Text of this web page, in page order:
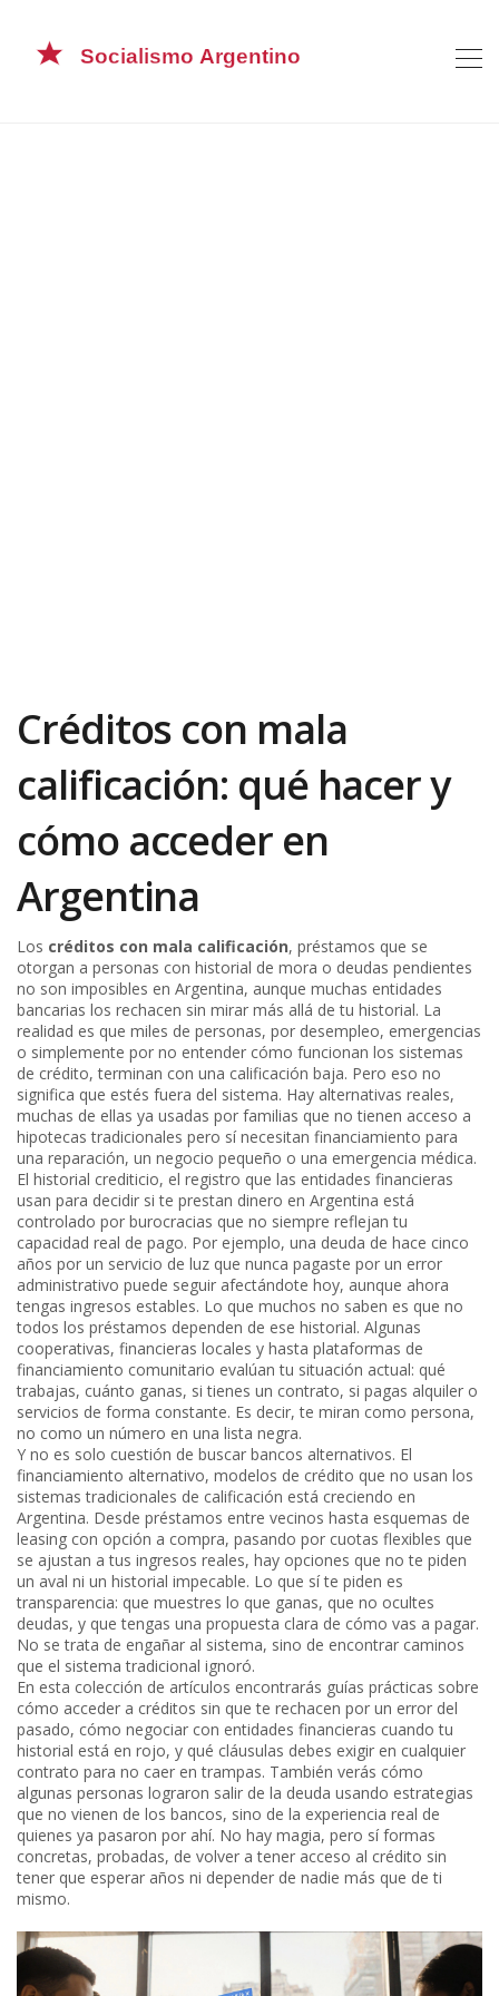
Créditos con mala
calificación: qué hacer y
cómo acceder en
Argentina
Los créditos con mala calificación,préstamos que se
otorgan a personas con historial de mora o deudas pendientes
no son imposibles en Argentina, aunque muchas entidades
bancarias los rechacen sin mirar más allá de tu historial. La
realidad es que miles de personas, por desempleo, emergencias
o simplemente por no entender cómo funcionan los sistemas
de crédito, terminan con una calificación baja. Pero eso no
significa que estés fuera del sistema. Hay alternativas reales,
muchas de ellas ya usadas por familias que no tienen acceso a
hipotecas tradicionales pero sí necesitan financiamiento para
una reparación, un negocio pequeño o una emergencia médica.
Elhistorial crediticio, el registro que las entidades financieras
usan para decidir si te prestan dinero en Argentina está
controlado por burocracias que no siempre reflejan tu
capacidad real de pago. Por ejemplo, una deuda de hace cinco
años por un servicio de luz que nunca pagaste por un error
administrativo puede seguir afectándote hoy, aunque ahora
tengas ingresos estables. Lo que muchos no saben es que no
todos los préstamos dependen de ese historial. Algunas
cooperativas, financieras locales y hasta plataformas de
financiamiento comunitario evalúan tu situación actual: qué
trabajas, cuánto ganas, si tienes un contrato, si pagas alquiler o
servicios de forma constante. Es decir, te miran como persona,
no como un número en una lista negra.
Y no es solo cuestión de buscar bancos alternativos. El
financiamiento alternativo,modelos de crédito que no usan los
sistemas tradicionales de calificación está creciendo en
Argentina. Desde préstamos entre vecinos hasta esquemas de
leasing con opción a compra, pasando por cuotas flexibles que
se ajustan a tus ingresos reales, hay opciones que no te piden
un aval ni un historial impecable. Lo que sí te piden es
transparencia: que muestres lo que ganas, que no ocultes
deudas, y que tengas una propuesta clara de cómo vas a pagar.
No se trata de engañar al sistema, sino de encontrar caminos
que el sistema tradicional ignoró.
En esta colección de artículos encontrarás guías prácticas sobre
cómo acceder a créditos sin que te rechacen por un error del
pasado, cómo negociar con entidades financieras cuando tu
historial está en rojo, y qué cláusulas debes exigir en cualquier
contrato para no caer en trampas. También verás cómo
algunas personas lograron salir de la deuda usando estrategias
que no vienen de los bancos, sino de la experiencia real de
quienes ya pasaron por ahí. No hay magia, pero sí formas
concretas, probadas, de volver a tener acceso al crédito sin
tener que esperar años ni depender de nadie más que de ti
mismo.